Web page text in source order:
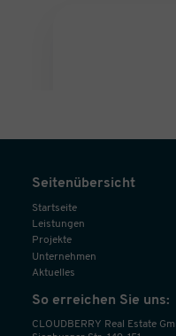
Seitenübersicht
Startseite
Leistungen
Projekte
Unternehmen
Aktuelles
So erreichen Sie uns:
CLOUDBERRY Real Estate